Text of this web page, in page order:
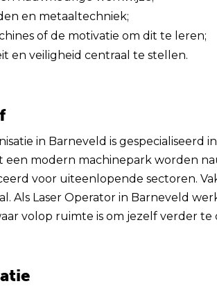
en metaaltechniek;
of de motivatie om dit te leren;
en veiligheid centraal te stellen.
in Barneveld is gespecialiseerd
een modern machinepark worden
voor uiteenlopende sectoren.
Als Laser Operator in Barneveld
volop ruimte is om jezelf verder te